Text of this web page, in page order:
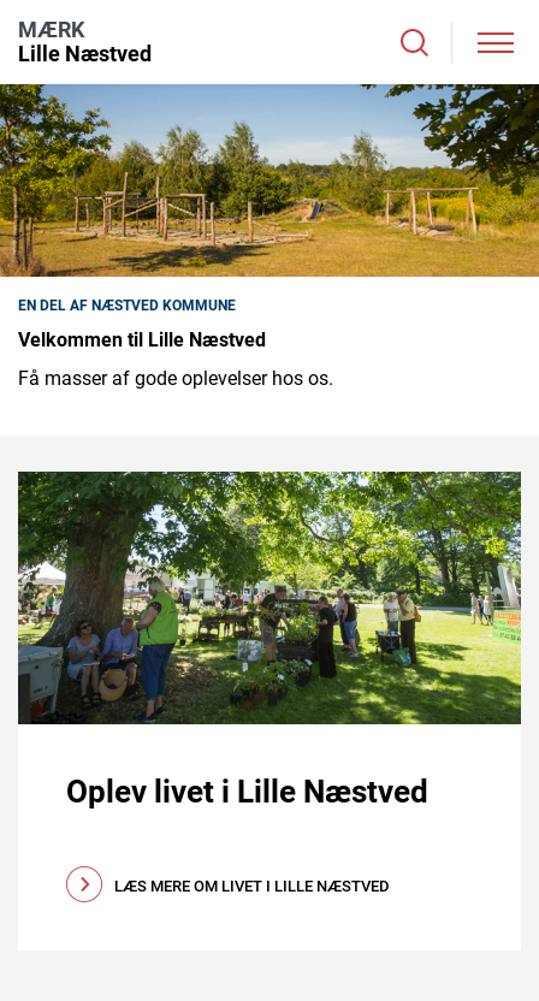
MÆRK
Lille Næstved
EN DEL AF NÆSTVED KOMMUNE
Velkommen til Lille Næstved
Få masser af gode oplevelser hos os.
Oplev livet i Lille Næstved
LÆS MERE OM LIVET I LILLE NÆSTVED